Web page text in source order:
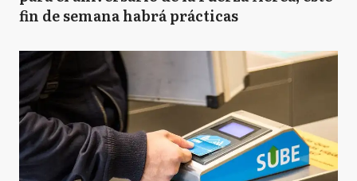
fin de semana habrá prácticas